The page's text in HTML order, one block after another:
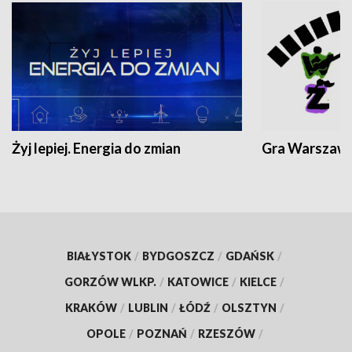
Żyj lepiej. Energia do zmian Gra
BIAŁYSTOK / BYDGOSZCZ / GDAŃSK /
GORZÓW WLKP. / KATOWICE / KIELCE /
KRAKÓW / LUBLIN / ŁÓDŹ / OLSZTYN /
OPOLE / POZNAŃ / RZESZÓW /